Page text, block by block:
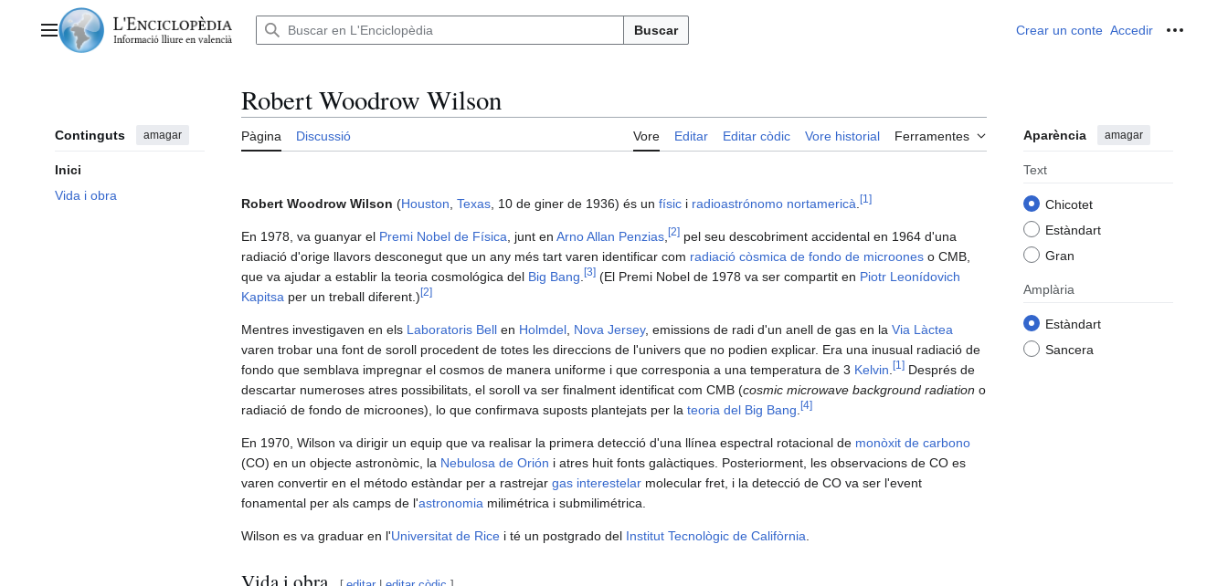
contingutMenú principal Buscar Crear un conte Accedir
Continguts amagar
Inici
Vida i obra
Robert Woodrow Wilson
Pàgina Discussió Vore Editar Editar còdic Vore historial Ferramentes Aparència amagar
Text
Chicotet
Estàndart
Gran
Amplària
Estàndart
Sancera
Robert Woodrow Wilson (Houston Texas , 10 de giner de 1936) és un físic i radioastrónomo nortamericà [1 ]
En 1978, va guanyar el Premi Nobel de Física , junt en Arno Allan Penzias [2] pel seu descobriment accidental en 1964 d'una
radiació d'orige llavors desconegut que un any més tart varen identificar com radiació còsmica de fondo de microones o CMB,
que va ajudar a establir la teoria cosmológica del Big Bang [3] (El Premi Nobel de 1978 va ser compartit en Piotr Leonídovich
Kapitsa per un treball diferent.) [2]
Mentres investigaven en els Laboratoris Bell en Holmdel Nova Jersey, emissions de radi d'un anell de gas en la Via Làctea
varen trobar una font de soroll procedent de totes les direccions de l'univers que no podien explicar. Era una inusual radiació de
fondo que semblava impregnar el cosmos de manera uniforme i que corresponia a una temperatura de 3 Kelvin [1 ] Després de
descartar numeroses atres possibilitats, el soroll va ser finalment identificat com CMB (cosmic microwave background radiation o
radiació de fondo de microones), lo que confirmava suposts plantejats per la teoria del Big Bang [4]
En 1970, Wilson va dirigir un equip que va realisar la primera detecció d'una llínea espectral rotacional de monòxit de carbono
(CO) en un objecte astronòmic, la Nebulosa de Orión i atres huit fonts galàctiques. Posteriorment, les observacions de CO es
varen convertir en el método estàndar per a rastrejar gas interestelar molecular fret, i la detecció de CO va ser l'event
fonamental per als camps de l'astronomia milimétrica i submilimétrica.
Wilson es va graduar en l'Universitat de Rice i té un postgrado del Institut Tecnològic de Califòrnia